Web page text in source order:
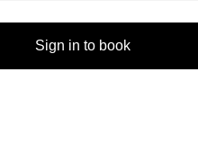
Sign in to book